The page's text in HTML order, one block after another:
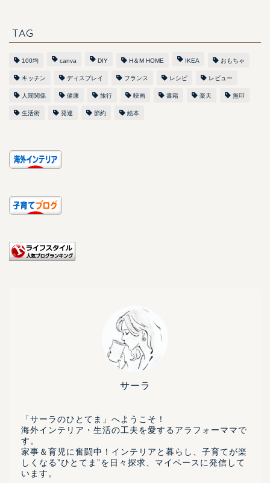
TAG
100均 canva DIY H＆M HOME IKEA おもちゃ
キッチン ディスプレイ フランス レシピ レビュー
人間関係 健康 旅行 映画 書籍 楽天 無印
生活術 発達 節約 絵本
サーラ
「サーラのひとてま」へようこそ！
海外インテリア・生活の工夫を愛するアラフォーママで
す。
家事＆育児に奮闘中！インテリアと暮らし、子育てが楽
しくなる”ひとてま”を日々探求、マイペースに発信して
います。